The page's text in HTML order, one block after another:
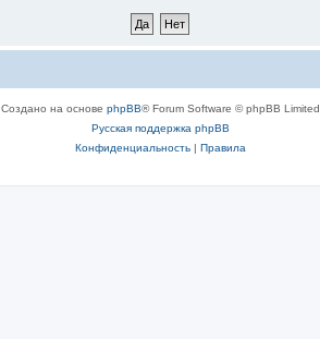
Создано на основе phpBB® Forum Software © phpBB Limited
Русская поддержка phpBB
Конфиденциальность| Правила